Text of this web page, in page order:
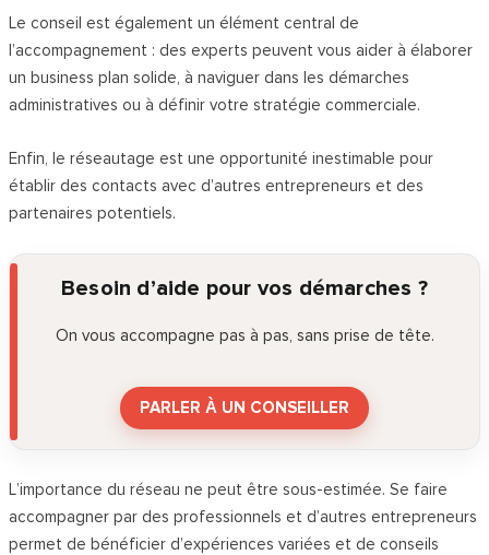
Le conseil est également un élément central de
l’accompagnement : des experts peuvent vous aider à élaborer
un business plan solide, à naviguer dans les démarches
administratives ou à définir votre stratégie commerciale.
Enfin, le réseautage est une opportunité inestimable pour
établir des contacts avec d’autres entrepreneurs et des
partenaires potentiels.
Besoin d’aide pour vos démarches ?
On vous accompagne pas à pas, sans prise de tête.
PARLER À UN CONSEILLER
L’importance du réseau ne peut être sous-estimée. Se faire
accompagner par des professionnels et d’autres entrepreneurs
permet de bénéficier d’expériences variées et de conseils